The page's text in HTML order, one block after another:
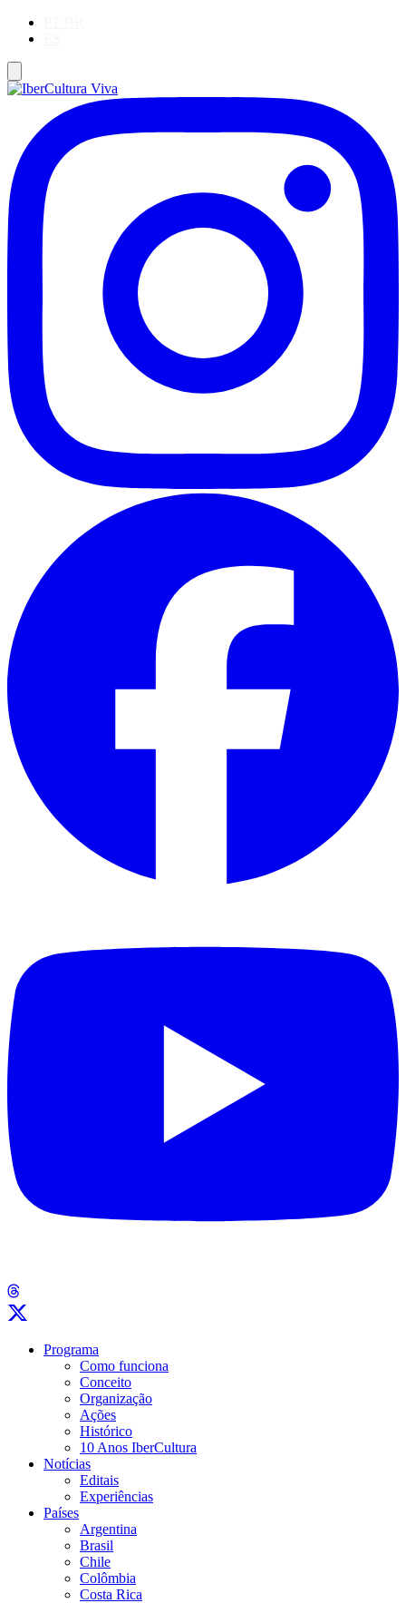
Programa
Como funciona
Conceito
Organização
Ações
Histórico
10 Anos IberCultura
Notícias
Editais
Experiências
Países
Argentina
Brasil
Chile
Colômbia
Costa Rica